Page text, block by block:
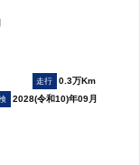
0.3万Km
2028(令和10)年09月